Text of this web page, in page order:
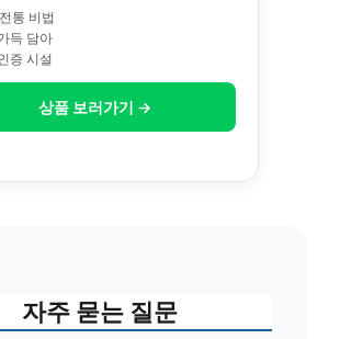
통 비법
득 담아
증 시설
상품 보러가기 →
자주 묻는 질문